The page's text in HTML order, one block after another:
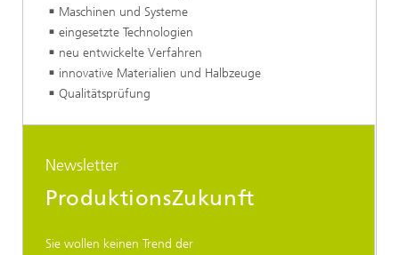
Maschinen und Systeme
eingesetzte Technologien
neu entwickelte Verfahren
innovative Materialien und Halbzeuge
Qualitätsprüfung
Newsletter
ProduktionsZukunft
Sie wollen keinen Trend der